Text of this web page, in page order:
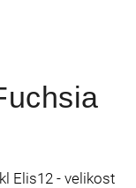
Elis12 - velikost